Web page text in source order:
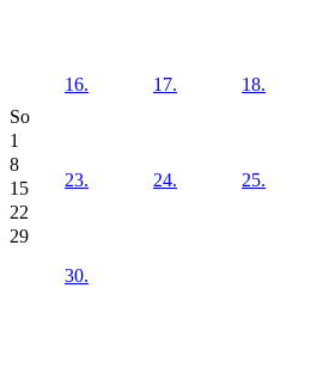
So
1
8
15
22
29
16. 17. 18.
23. 24. 25.
30.